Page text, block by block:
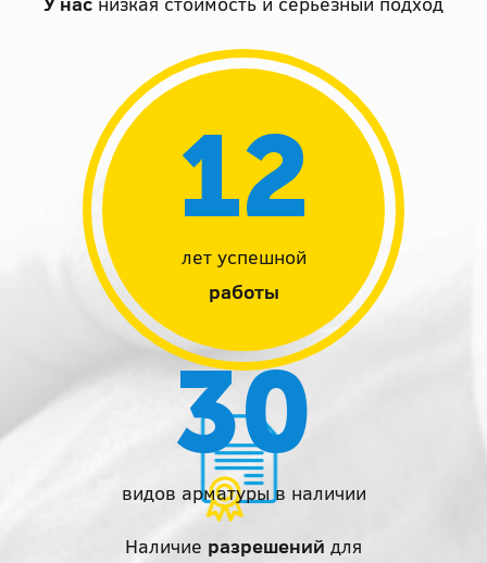
Наличие разрешений для
12
лет успешной
работы
30
видов арматуры в наличии